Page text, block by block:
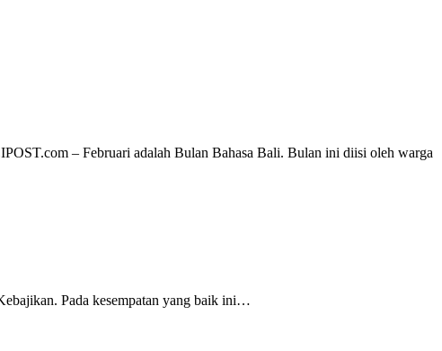
– Februari adalah Bulan Bahasa Bali. Bulan ini diisi oleh warga
Pada kesempatan yang baik ini…